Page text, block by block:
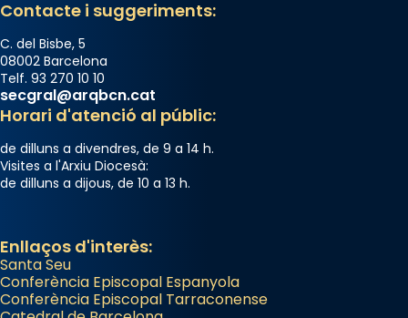
Contacte i suggeriments:
C. del Bisbe, 5
08002 Barcelona
Telf. 93 270 10 10
secgral@arqbcn.cat
Horari d'atenció al públic:
de dilluns a divendres, de 9 a 14 h.
Visites a l'Arxiu Diocesà:
de dilluns a dijous, de 10 a 13 h.
Enllaços d'interès:
Santa Seu
Conferència Episcopal Espanyola
Conferència Episcopal Tarraconense